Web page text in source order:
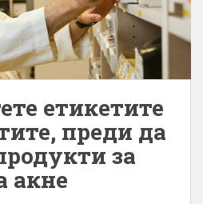
етикетите
преди да
за
акне